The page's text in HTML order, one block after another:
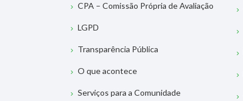
CPA – Comissão Própria de Avaliação
LGPD
Transparência Pública
O que acontece
Serviços para a Comunidade